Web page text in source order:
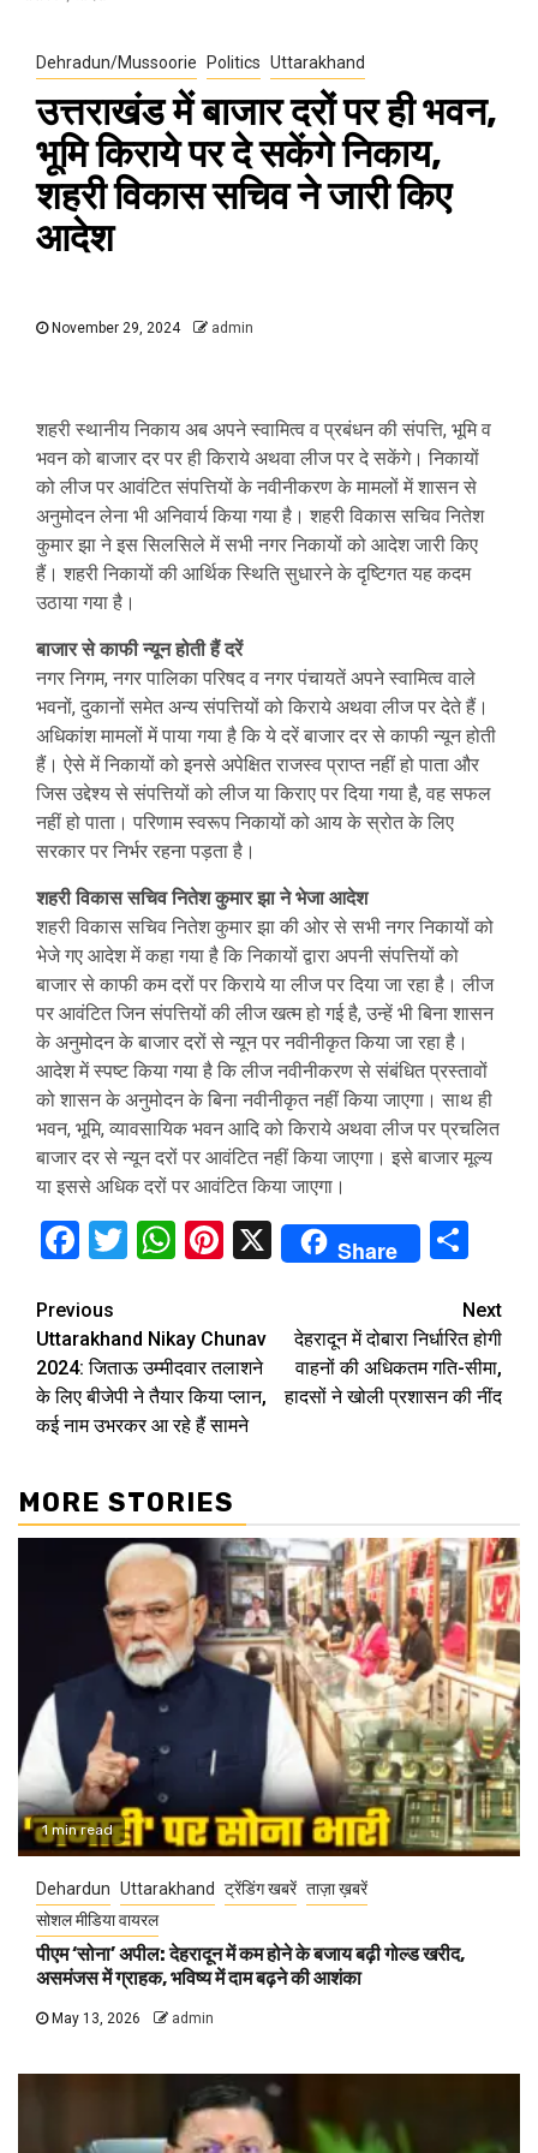
Dehradun/Mussoorie Politics Uttarakhand
उत्तराखंड में बाजार दरों पर ही भवन,
भूमि किराये पर दे सकेंगे निकाय,
शहरी विकास सचिव ने जारी किए
आदेश
November 29, 2024 admin
शहरी स्थानीय निकाय अब अपने स्वामित्व व प्रबंधन की संपत्ति, भूमि व
भवन को बाजार दर पर ही किराये अथवा लीज पर दे सकेंगे। निकायों
को लीज पर आवंटित संपत्तियों के नवीनीकरण के मामलों में शासन से
अनुमोदन लेना भी अनिवार्य किया गया है। शहरी विकास सचिव नितेश
कुमार झा ने इस सिलसिले में सभी नगर निकायों को आदेश जारी किए
हैं। शहरी निकायों की आर्थिक स्थिति सुधारने के दृष्टिगत यह कदम
उठाया गया है।
बाजार से काफी न्यून होती हैं दरें
नगर निगम, नगर पालिका परिषद व नगर पंचायतें अपने स्वामित्व वाले
भवनों, दुकानों समेत अन्य संपत्तियों को किराये अथवा लीज पर देते हैं।
अधिकांश मामलों में पाया गया है कि ये दरें बाजार दर से काफी न्यून होती
हैं। ऐसे में निकायों को इनसे अपेक्षित राजस्व प्राप्त नहीं हो पाता और
जिस उद्देश्य से संपत्तियों को लीज या किराए पर दिया गया है, वह सफल
नहीं हो पाता। परिणाम स्वरूप निकायों को आय के स्रोत के लिए
सरकार पर निर्भर रहना पड़ता है।
शहरी विकास सचिव नितेश कुमार झा ने भेजा आदेश
शहरी विकास सचिव नितेश कुमार झा की ओर से सभी नगर निकायों को
भेजे गए आदेश में कहा गया है कि निकायों द्वारा अपनी संपत्तियों को
बाजार से काफी कम दरों पर किराये या लीज पर दिया जा रहा है। लीज
पर आवंटित जिन संपत्तियों की लीज खत्म हो गई है, उन्हें भी बिना शासन
के अनुमोदन के बाजार दरों से न्यून पर नवीनीकृत किया जा रहा है।
आदेश में स्पष्ट किया गया है कि लीज नवीनीकरण से संबंधित प्रस्तावों
को शासन के अनुमोदन के बिना नवीनीकृत नहीं किया जाएगा। साथ ही
भवन, भूमि, व्यावसायिक भवन आदि को किराये अथवा लीज पर प्रचलित
बाजार दर से न्यून दरों पर आवंटित नहीं किया जाएगा। इसे बाजार मूल्य
या इससे अधिक दरों पर आवंटित किया जाएगा।
Facebook
Twitter
WhatsApp
Pinterest
X Share
Continue
Reading
Previous
Uttarakhand Nikay Chunav
2024: जिताऊ उम्मीदवार तलाशने
के लिए बीजेपी ने तैयार किया प्लान,
कई नाम उभरकर आ रहे हैं सामने
Next
देहरादून में दोबारा निर्धारित होगी
वाहनों की अधिकतम गति-सीमा,
हादसों ने खोली प्रशासन की नींद
MORE STORIES
1 min read
Dehardun Uttarakhand ट्रेंडिंग खबरें ताज़ा ख़बरें
सोशल मीडिया वायरल
पीएम ‘सोना’ अपील: देहरादून में कम होने के बजाय बढ़ी गोल्ड खरीद,
असमंजस में ग्राहक, भविष्य में दाम बढ़ने की आशंका
May 13, 2026 admin